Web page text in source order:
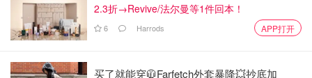
2.3折→Revive/法尔曼等1件回本！
6 Harrods APP打开
买了就能穿🧥Farfetch外套暴降💥抄底加